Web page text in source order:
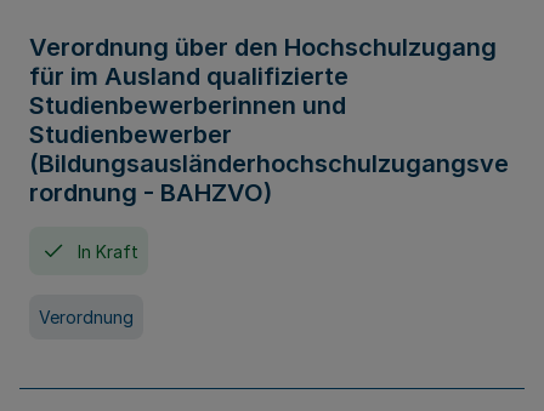
Verordnung über den Hochschulzugang
für im Ausland qualifizierte
Studienbewerberinnen und
Studienbewerber
(Bildungsausländerhochschulzugangsve
rordnung - BAHZVO)
In Kraft
Verordnung